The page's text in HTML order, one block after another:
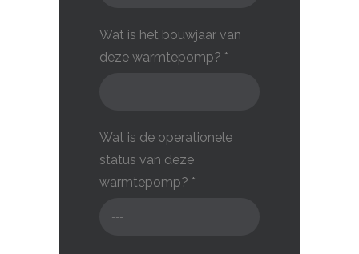
Wat is het bouwjaar van
deze warmtepomp? *
Wat is de operationele
status van deze
warmtepomp? *